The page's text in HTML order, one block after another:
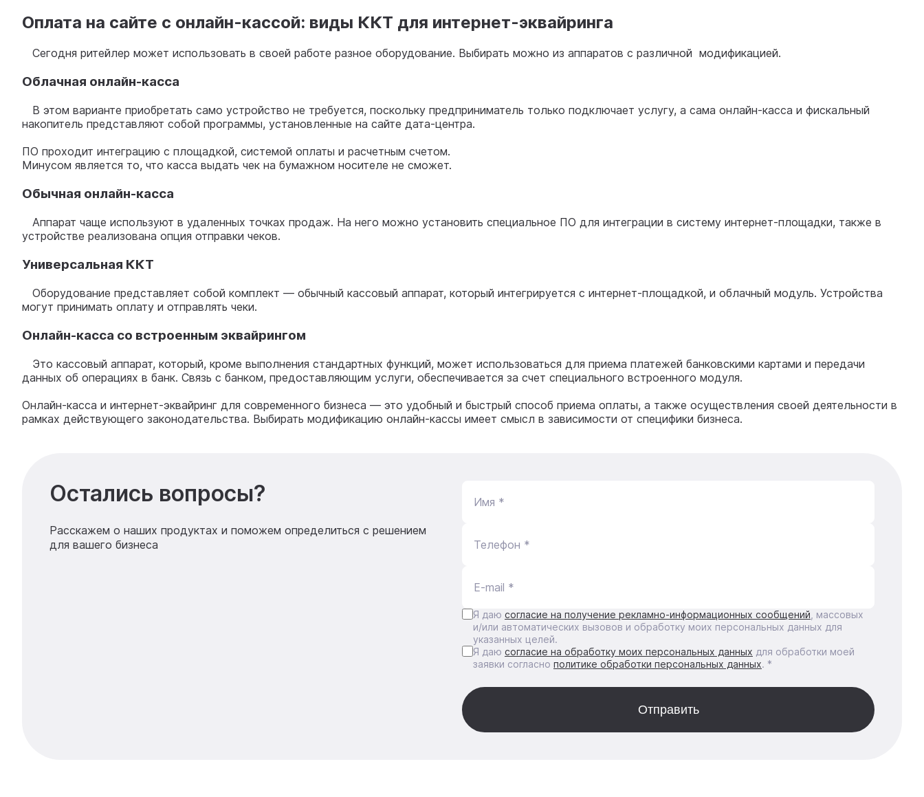
Оплата на сайте с онлайн-кассой: виды ККТ для интернет-эквайринга
Сегодня ритейлер может использовать в своей работе разное оборудование. Выбирать можно из аппаратов с различной модификацией.
Облачная онлайн-касса
В этом варианте приобретать само устройство не требуется, поскольку предприниматель только подключает услугу, а сама онлайн-касса и фискальный
накопитель представляют собой программы, установленные на сайте дата-центра.
ПО проходит интеграцию с площадкой, системой оплаты и расчетным счетом.
Минусом является то, что касса выдать чек на бумажном носителе не сможет.
Обычная онлайн-касса
Аппарат чаще используют в удаленных точках продаж. На него можно установить специальное ПО для интеграции в систему интернет-площадки, также в
устройстве реализована опция отправки чеков.
Универсальная ККТ
Оборудование представляет собой комплект — обычный кассовый аппарат, который интегрируется с интернет-площадкой, и облачный модуль. Устройства
могут принимать оплату и отправлять чеки.
Онлайн-касса со встроенным эквайрингом
Это кассовый аппарат, который, кроме выполнения стандартных функций, может использоваться для приема платежей банковскими картами и передачи
данных об операциях в банк. Связь с банком, предоставляющим услуги, обеспечивается за счет специального встроенного модуля.
Онлайн-касса и интернет-эквайринг для современного бизнеса — это удобный и быстрый способ приема оплаты, а также осуществления своей деятельности в
рамках действующего законодательства. Выбирать модификацию онлайн-кассы имеет смысл в зависимости от специфики бизнеса.
Остались вопросы?
Расскажем о наших продуктах и поможем определиться с решением
для вашего бизнеса
Имя *
Телефон *
E-mail *
Я даю согласие на получение рекламно-информационных сообщений , массовых
и/или автоматических вызовов и обработку моих персональных данных для
указанных целей.
Я даю согласие на обработку моих персональных данных для обработки моей
заявки согласно политике обработки персональных данных. *